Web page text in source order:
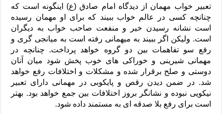
تعبیر خواب مهمان از دیدگاه امام صادق (ع) اینگونه است که
چنانچه کسی در عالم خواب ببیند که برای او مهمان رسیده
است نشانه رسیدن خیر و منفعت صاحب خواب به دیگران
است. ولیکن اگر ببیند به میهمانی رفته است به میانجی گری و
رفع سو تفاهمات بین دو گروه خواهد پرداخت. چنانچه در
مهمانی شیرینی و خوراکی های خوب پخش شود میان آنان
دوستی و صلح برقرار شده و مشکلات و اختلافات رفع خواهد
شد. در ضمن دیدن رقص و پایکوبی در مهمانی دارای تعبیر
نیکویی نبوده و نشانگر بروز اختلافات بین جمع خواهد بود. بهتر
است برای رفع بلا صدقه ای به مستمند داده شود.